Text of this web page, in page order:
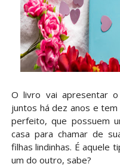
O livro vai apresentar
juntos há dez anos e
perfeito, que possuem
casa para chamar de
filhas lindinhas. É aquele
um do outro, sabe?